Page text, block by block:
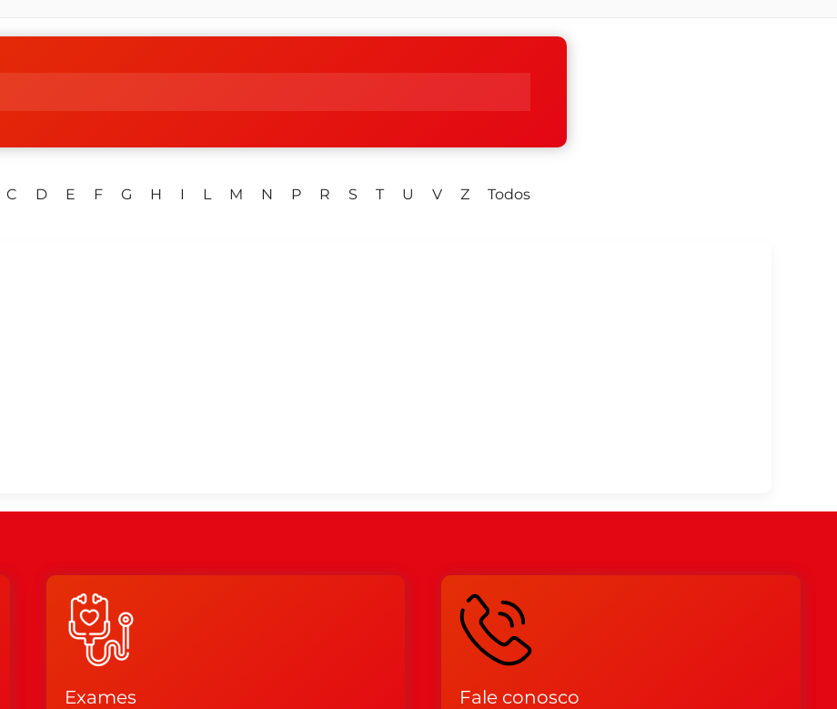
C D E F G H I L M N P R S T U V Z Todos
Exames Fale conosco